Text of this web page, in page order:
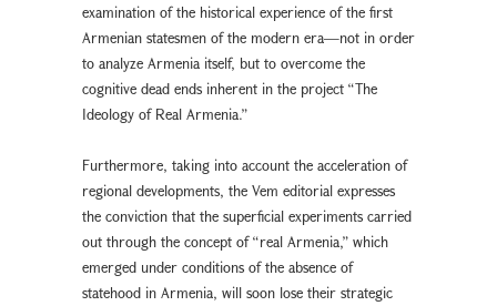
examination of the historical experience of the first
Armenian statesmen of the modern era—not in order
to analyze Armenia itself, but to overcome the
cognitive dead ends inherent in the project “The
Ideology of Real Armenia.”
Furthermore, taking into account the acceleration of
regional developments, the Vem editorial expresses
the conviction that the superficial experiments carried
out through the concept of “real Armenia,” which
emerged under conditions of the absence of
statehood in Armenia, will soon lose their strategic